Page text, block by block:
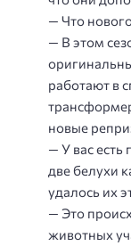
— Что
— В этом
работают в
новые
— У вас
две белухи
удалось их
— Это
животных